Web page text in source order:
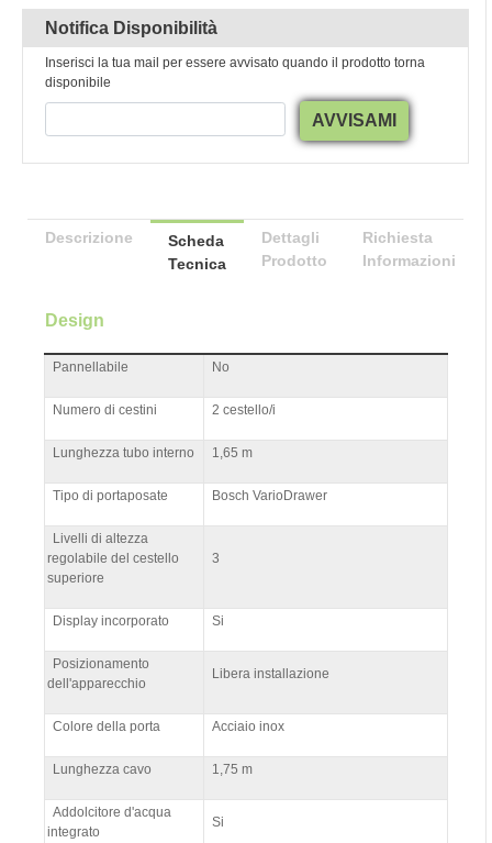
Notifica Disponibilità
Inserisci la tua mail per essere avvisato quando il prodotto torna
disponibile
AVVISAMI
Descrizione
Scheda
Tecnica
Dettagli
Prodotto
Richiesta
Informazioni
Design
Pannellabile No
Numero di cestini 2 cestello/i
Lunghezza tubo interno 1,65 m
Tipo di portaposate Bosch VarioDrawer
Livelli di altezza
regolabile del cestello
superiore
3
Display incorporato Si
Posizionamento
dell'apparecchio
Libera installazione
Colore della porta Acciaio inox
Lunghezza cavo 1,75 m
Addolcitore d'acqua
integrato
Si